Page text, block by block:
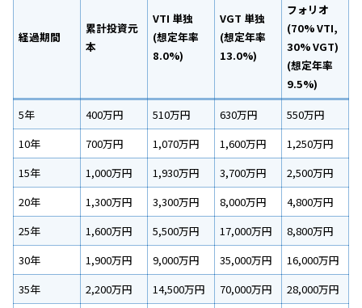
経過期間
累計投資元
本
VTI 単独
(想定年率
8.0%)
VGT 単独
(想定年率
13.0%)
フォリオ
(70% VTI,
30% VGT)
(想定年率
9.5%)
5年
400万円 510万円 630万円
550万円
10年
700万円 1,070万円 1,600万円
1,250万円
15年
1,000万円 1,930万円 3,700万円
2,500万円
20年
1,300万円 3,300万円 8,000万円
4,800万円
25年
1,600万円 5,500万円 17,000万円
8,800万円
30年
1,900万円 9,000万円 35,000万円
16,000万円
35年
2,200万円 14,500万円 70,000万円 28,000万円